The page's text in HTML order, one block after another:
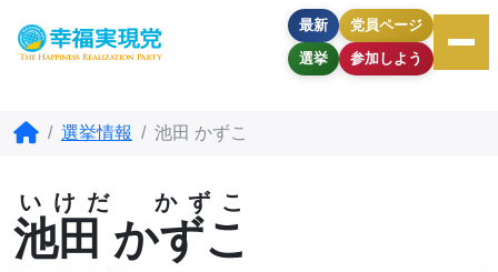
最新
選挙
党員ページ
参加しよう
選挙情報 池田 かずこ
池田 かずこ
いけだ かずこ